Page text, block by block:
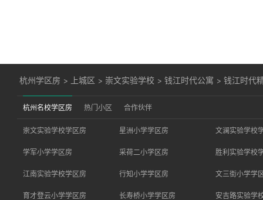
杭州学区房 > 上城区 > 崇文实验学校 >钱江时代公寓 >钱江时代
杭州名校学区房 热门小区 合作伙伴
崇文实验学校学区房 星洲小学学区房 文澜实验学校
学军小学学区房 采荷二小学区房 胜利实验学校
江南实验学校学区房 行知小学学区房 文三街小学学
育才登云小学学区房 长寿桥小学学区房 安吉路实验学